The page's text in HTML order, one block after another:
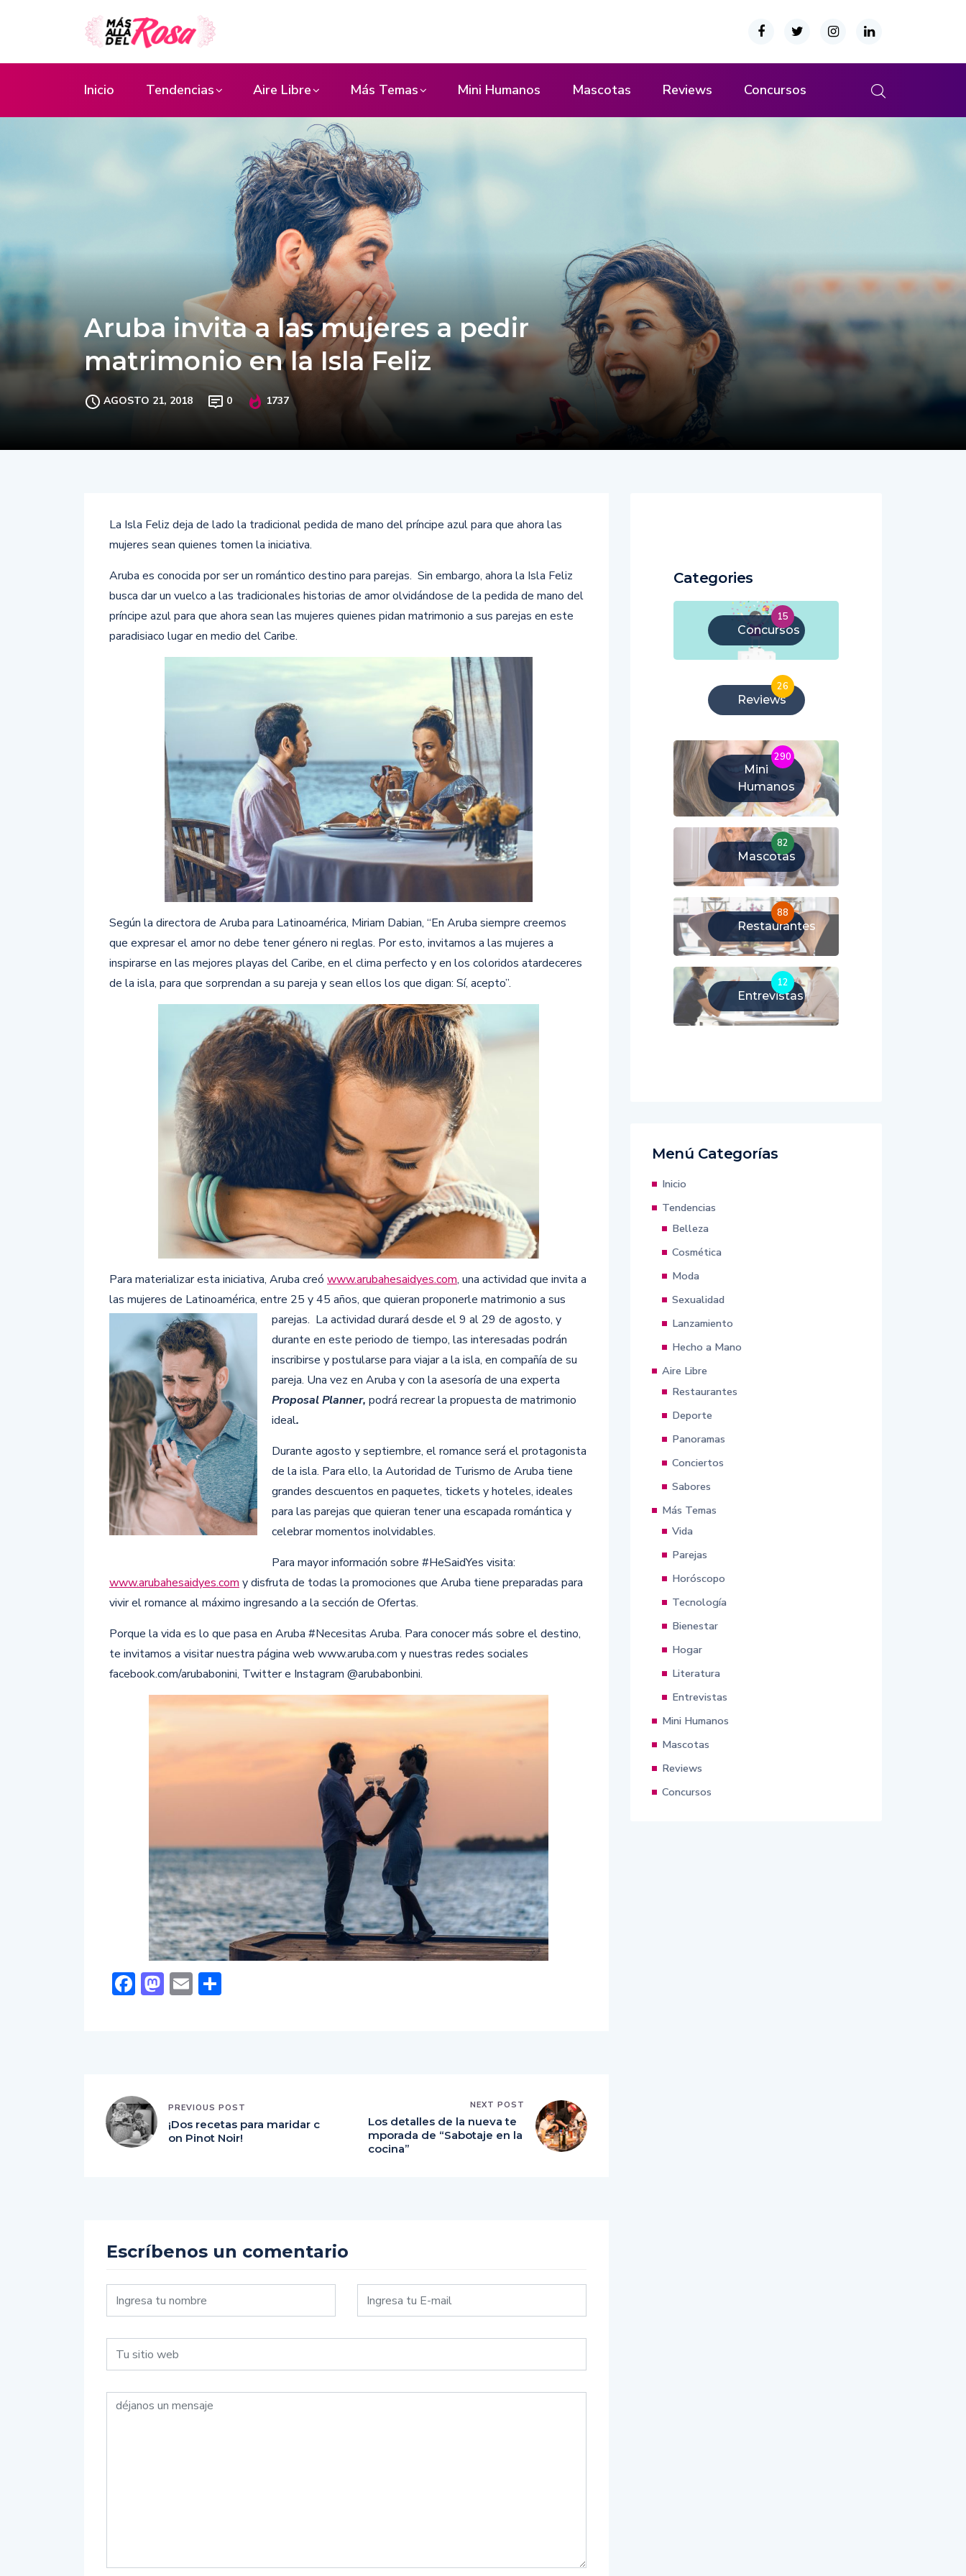
Inicio Tendencias Aire Libre Más Temas Mini Humanos Mascotas Reviews Concursos
Aruba invita a las mujeres a pedir
matrimonio en la Isla Feliz
AGOSTO 21, 2018 0 1737
La Isla Feliz deja de lado la tradicional pedida de mano del príncipe azul para que ahora las
mujeres sean quienes tomen la iniciativa.
Aruba es conocida por ser un romántico destino para parejas. Sin embargo, ahora la Isla Feliz
busca dar un vuelco a las tradicionales historias de amor olvidándose de la pedida de mano del
príncipe azul para que ahora sean las mujeres quienes pidan matrimonio a sus parejas en este
paradisiaco lugar en medio del Caribe.
Según la directora de Aruba para Latinoamérica, Miriam Dabian, “En Aruba siempre creemos
que expresar el amor no debe tener género ni reglas. Por esto, invitamos a las mujeres a
inspirarse en las mejores playas del Caribe, en el clima perfecto y en los coloridos atardeceres
de la isla, para que sorprendan a su pareja y sean ellos los que digan: Sí, acepto”.
Para materializar esta iniciativa, Aruba creó www.arubahesaidyes.com, una actividad que invita a
las mujeres de Latinoamérica, entre 25 y 45 años, que quieran proponerle matrimonio a sus
parejas. La actividad durará desde el 9 al 29 de agosto, y
durante en este periodo de tiempo, las interesadas podrán
inscribirse y postularse para viajar a la isla, en compañía de su
pareja. Una vez en Aruba y con la asesoría de una experta
Proposal Planner, podrá recrear la propuesta de matrimonio
ideal.
Durante agosto y septiembre, el romance será el protagonista
de la isla. Para ello, la Autoridad de Turismo de Aruba tiene
grandes descuentos en paquetes, tickets y hoteles, ideales
para las parejas que quieran tener una escapada romántica y
celebrar momentos inolvidables.
Para mayor información sobre #HeSaidYes visita:
www.arubahesaidyes.com y disfruta de todas la promociones que Aruba tiene preparadas para
vivir el romance al máximo ingresando a la sección de Ofertas.
Porque la vida es lo que pasa en Aruba #Necesitas Aruba. Para conocer más sobre el destino,
te invitamos a visitar nuestra página web www.aruba.com y nuestras redes sociales
facebook.com/arubabonini, Twitter e Instagram @arubabonbini.
Facebook
Mastodon
Email
PREVIOUS POST
¡Dos recetas para maridar c
on Pinot Noir!
NEXT POST
Los detalles de la nueva te
mporada de “Sabotaje en la
cocina”
Escríbenos un comentario
Categories
Concursos
15
Reviews
26
Mini
Humanos
290
Mascotas
82
Restaurantes
88
Entrevistas
12
Menú Categorías
Inicio
Tendencias
Belleza
Cosmética
Moda
Sexualidad
Lanzamiento
Hecho a Mano
Aire Libre
Restaurantes
Deporte
Panoramas
Conciertos
Sabores
Más Temas
Vida
Parejas
Horóscopo
Tecnología
Bienestar
Hogar
Literatura
Entrevistas
Mini Humanos
Mascotas
Reviews
Concursos